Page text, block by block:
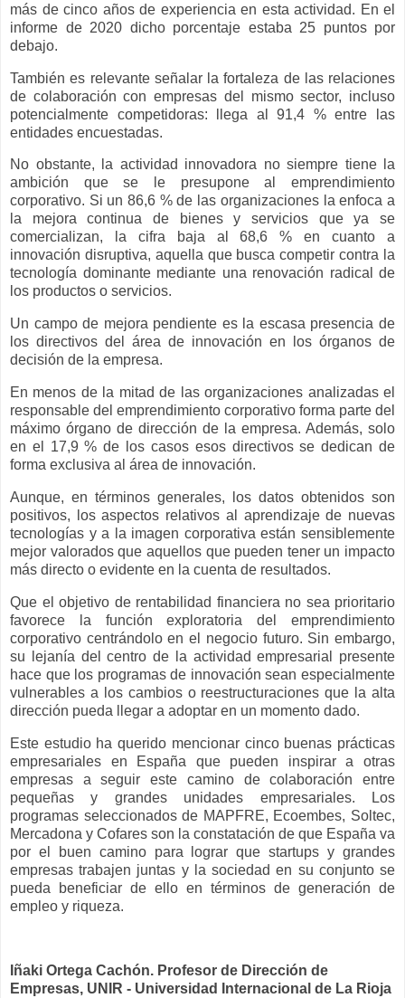
más de cinco años de experiencia en esta actividad. En el
informe de 2020 dicho porcentaje estaba 25 puntos por
debajo.
También es relevante señalar la fortaleza de las relaciones
de colaboración con empresas del mismo sector, incluso
potencialmente competidoras: llega al 91,4 % entre las
entidades encuestadas.
No obstante, la actividad innovadora no siempre tiene la
ambición que se le presupone al emprendimiento
corporativo. Si un 86,6 % de las organizaciones la enfoca a
la mejora continua de bienes y servicios que ya se
comercializan, la cifra baja al 68,6 % en cuanto a
innovación disruptiva, aquella que busca competir contra la
tecnología dominante mediante una renovación radical de
los productos o servicios.
Un campo de mejora pendiente es la escasa presencia de
los directivos del área de innovación en los órganos de
decisión de la empresa.
En menos de la mitad de las organizaciones analizadas el
responsable del emprendimiento corporativo forma parte del
máximo órgano de dirección de la empresa. Además, solo
en el 17,9 % de los casos esos directivos se dedican de
forma exclusiva al área de innovación.
Aunque, en términos generales, los datos obtenidos son
positivos, los aspectos relativos al aprendizaje de nuevas
tecnologías y a la imagen corporativa están sensiblemente
mejor valorados que aquellos que pueden tener un impacto
más directo o evidente en la cuenta de resultados.
Que el objetivo de rentabilidad financiera no sea prioritario
favorece la función exploratoria del emprendimiento
corporativo centrándolo en el negocio futuro. Sin embargo,
su lejanía del centro de la actividad empresarial presente
hace que los programas de innovación sean especialmente
vulnerables a los cambios o reestructuraciones que la alta
dirección pueda llegar a adoptar en un momento dado.
Este estudio ha querido mencionar cinco buenas prácticas
empresariales en España que pueden inspirar a otras
empresas a seguir este camino de colaboración entre
pequeñas y grandes unidades empresariales. Los
programas seleccionados de MAPFRE, Ecoembes, Soltec,
Mercadona y Cofares son la constatación de que España va
por el buen camino para lograr que startups y grandes
empresas trabajen juntas y la sociedad en su conjunto se
pueda beneficiar de ello en términos de generación de
empleo y riqueza.
Iñaki Ortega Cachón. Profesor de Dirección de
Empresas, UNIR - Universidad Internacional de La Rioja